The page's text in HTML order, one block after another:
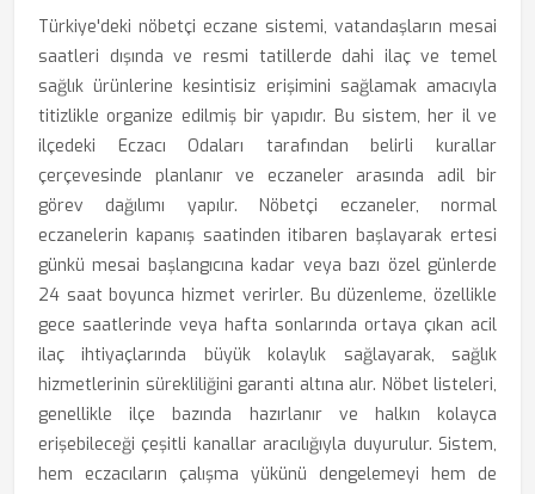
Türkiye'deki nöbetçi eczane sistemi, vatandaşların mesai
saatleri dışında ve resmi tatillerde dahi ilaç ve temel
sağlık ürünlerine kesintisiz erişimini sağlamak amacıyla
titizlikle organize edilmiş bir yapıdır. Bu sistem, her il ve
ilçedeki Eczacı Odaları tarafından belirli kurallar
çerçevesinde planlanır ve eczaneler arasında adil bir
görev dağılımı yapılır. Nöbetçi eczaneler, normal
eczanelerin kapanış saatinden itibaren başlayarak ertesi
günkü mesai başlangıcına kadar veya bazı özel günlerde
24 saat boyunca hizmet verirler. Bu düzenleme, özellikle
gece saatlerinde veya hafta sonlarında ortaya çıkan acil
ilaç ihtiyaçlarında büyük kolaylık sağlayarak, sağlık
hizmetlerinin sürekliliğini garanti altına alır. Nöbet listeleri,
genellikle ilçe bazında hazırlanır ve halkın kolayca
erişebileceği çeşitli kanallar aracılığıyla duyurulur. Sistem,
hem eczacıların çalışma yükünü dengelemeyi hem de